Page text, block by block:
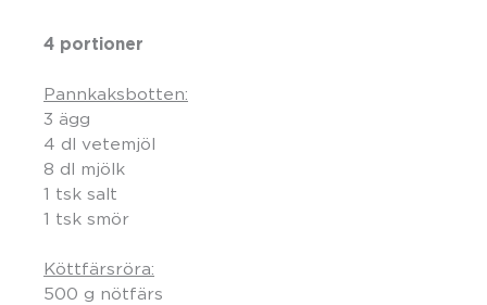
4 portioner
Pannkaksbotten:
3 ägg
4 dl vetemjöl
8 dl mjölk
1 tsk salt
1 tsk smör
Köttfärsröra:
500 g nötfärs